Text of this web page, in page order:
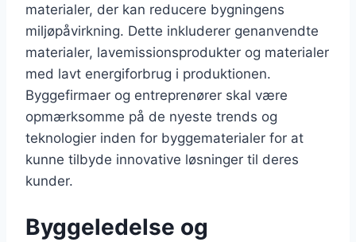
materialer, der kan reducere bygningens
miljøpåvirkning. Dette inkluderer genanvendte
materialer, lavemissionsprodukter og materialer
med lavt energiforbrug i produktionen.
Byggefirmaer og entreprenører skal være
opmærksomme på de nyeste trends og
teknologier inden for byggematerialer for at
kunne tilbyde innovative løsninger til deres
kunder.
Byggeledelse og